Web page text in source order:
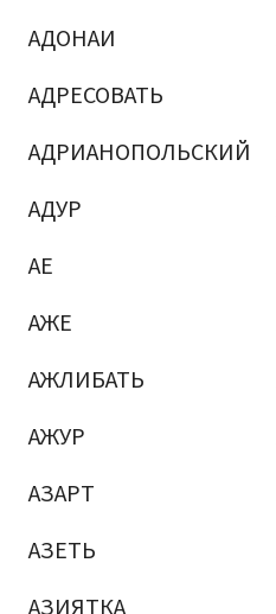
АДОНАИ
АДРЕСОВАТЬ
АДРИАНОПОЛЬСКИЙ
АДУР
АЕ
АЖЕ
АЖЛИБАТЬ
АЖУР
АЗАРТ
АЗЕТЬ